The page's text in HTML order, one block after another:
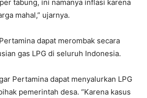
tabung, ini namanya inflasi karena
mahal,” ujarnya.
dapat merombak secara
gas LPG di seluruh Indonesia.
Pertamina dapat menyalurkan LPG
pemerintah desa. “Karena kasus